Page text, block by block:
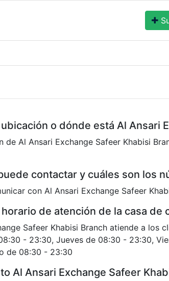
o dónde está Al Ansari
de Al Ansari Exchange Safeer Khabisi
contactar y cuáles son los
con Al Ansari Exchange Safeer
de atención de la casa de
Safeer Khabisi Branch atiende a
- 23:30, Jueves de 08:30 - 23:30,
de 08:30 - 23:30
Al Ansari Exchange Safeer